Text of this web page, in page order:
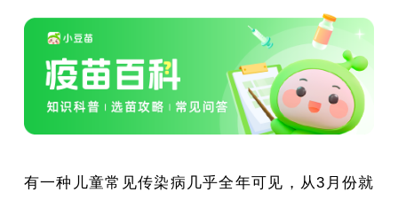
有一种儿童常见传染病几乎全年可见，从3月份就